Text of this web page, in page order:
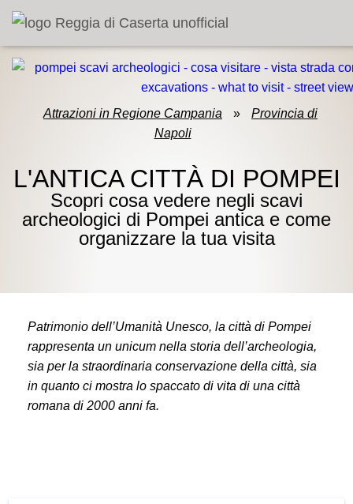
Attrazioni in Regione Campania »
Provincia di
Napoli
L'ANTICA CITTÀ DI POMPEI
Scopri cosa vedere negli scavi
archeologici di Pompei antica e come
organizzare la tua visita
Patrimonio dell’Umanità Unesco, la città di Pompei
rappresenta un unicum nella storia dell’archeologia,
sia per la straordinaria conservazione della città, sia
in quanto ci mostra lo spaccato di vita di una città
romana di 2000 anni fa.